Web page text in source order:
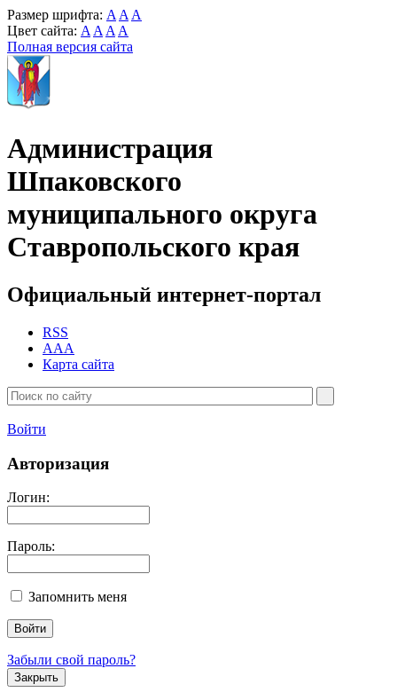
Размер шрифта: A A A
Цвет сайта: A A A A
Полная версия сайта
Администрация
Шпаковского
муниципального округа
Ставропольского края
Официальный интернет-портал
RSS
AAA
Карта сайта
Войти
Авторизация
Логин:
Пароль:
Запомнить меня
Забыли свой пароль?
Закрыть